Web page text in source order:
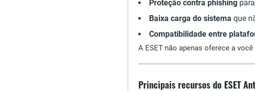
Proteção contra phishing
Baixa carga do sistema que
Compatibilidade entre
A ESET não apenas oferece a
Principais recursos do ESET